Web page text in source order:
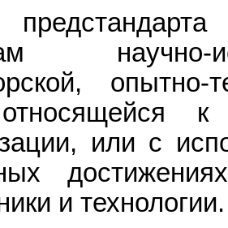
научно-
или с
и технологии.